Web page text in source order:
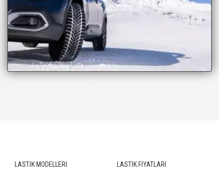
LASTİK MODELLERİ LASTİK FİYATLARI